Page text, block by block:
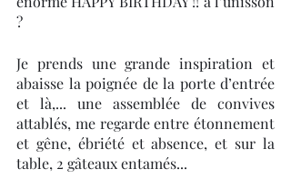
?
Je prends une grande inspiration et
abaisse la poignée de la porte d’entrée
et là,... une assemblée de convives
attablés, me regarde entre étonnement
et gêne, ébriété et absence, et sur la
table, 2 gâteaux entamés...